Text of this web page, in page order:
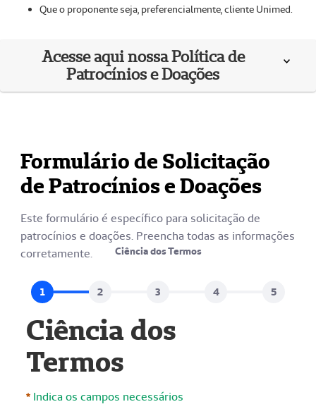
Que o proponente seja, preferencialmente, cliente Unimed.
Acesse aqui nossa Política de
Patrocínios e Doações
Formulário de Solicitação
de Patrocínios e Doações
Este formulário é específico para solicitação de
patrocínios e doações. Preencha todas as informações
corretamente.
Ciência dos Termos
Ciência dos
Termos
Indica os campos necessários